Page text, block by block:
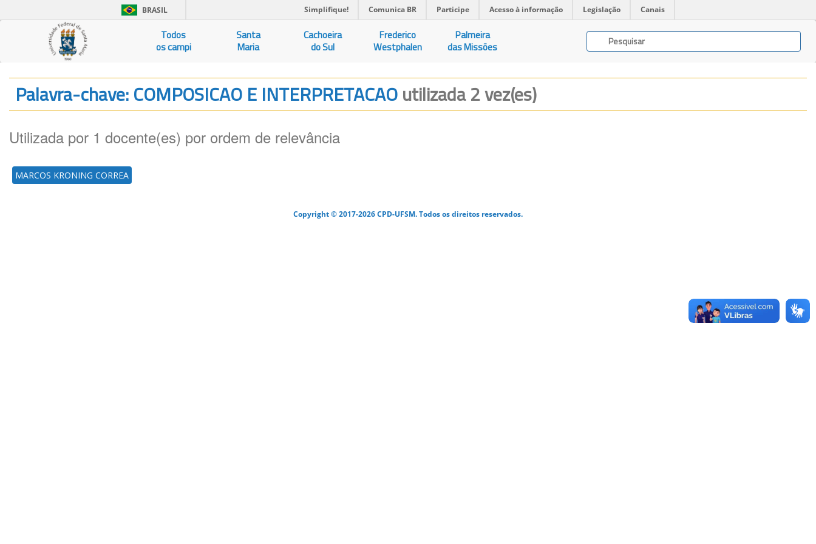
BRASIL Simplifique! Comunica BR Participe Acesso à informação Legislação Canais
Todos
os campi
Santa
Maria
Cachoeira
do Sul
Frederico
Westphalen
Palmeira
das Missões
Palavra-chave: COMPOSICAO E INTERPRETACAOutilizada 2 vez(es)
Utilizada por 1 docente(es) por ordem de relevância
MARCOS KRONING CORREA
Copyright © 2017-2026 CPD-UFSM. Todos os direitos reservados.